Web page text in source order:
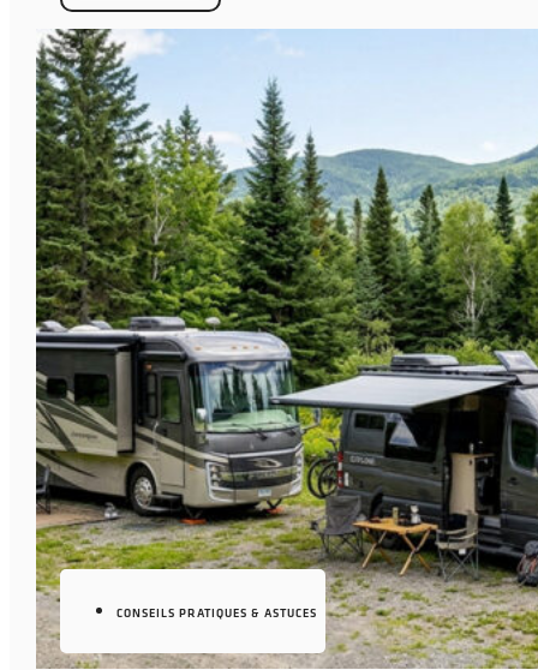
CONSEILS PRATIQUES & ASTUCES